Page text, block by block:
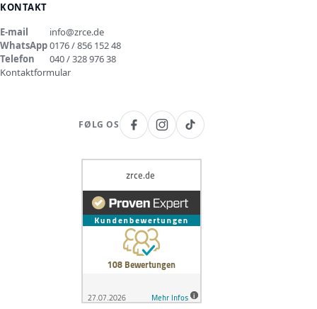
KONTAKT
E-mail
info@zrce.de
WhatsApp0176 / 856 152 48
Telefon
040 / 328 976 38
Kontaktformular
FØLG OS